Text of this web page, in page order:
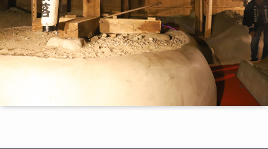
季節・まち まち・スポット